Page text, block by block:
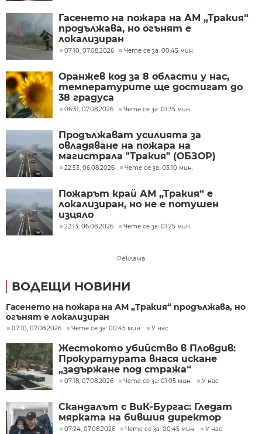
Гасенето на пожара на АМ „Тракия“
продължава, но огънят е
локализиран
07:10, 07.08.2026 Чете се за: 00:45 мин.
Оранжев код за 8 области у нас,
температурите ще достигат до
38 градуса
06:31, 07.08.2026 Чете се за: 01:35 мин.
Продължават усилията за
овладяване на пожара на
магистрала "Тракия" (ОБЗОР)
22:53, 06.08.2026 Чете се за: 03:10 мин.
Пожарът край АМ „Тракия“ е
локализиран, но не е потушен
изцяло
22:13, 06.08.2026 Чете се за: 01:25 мин.
Реклама
ВОДЕЩИ НОВИНИ
Гасенето на пожара на АМ „Тракия“ продължава, но
огънят е локализиран
07:10, 07.08.2026 Чете се за: 00:45 мин. У нас
Жестокото убийство в Пловдив:
Прокуратурата внася искане
„задържане под стража“
07:18, 07.08.2026 Чете се за: 01:05 мин. У нас
Скандалът с ВиК-Бургас: Гледат
мярката на бившия директор
07:24, 07.08.2026 Чете се за: 00:45 мин. У нас